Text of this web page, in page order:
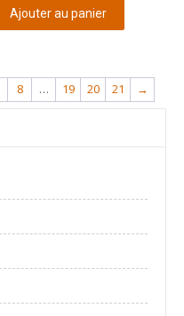
Ajouter au panier
8 … 19 20 21 →